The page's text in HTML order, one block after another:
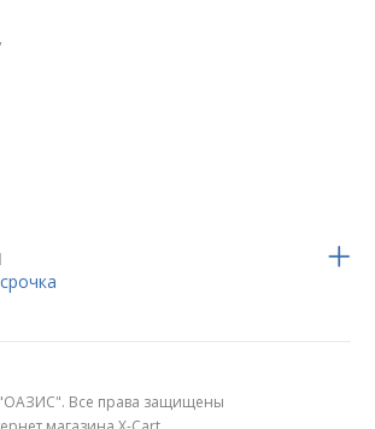
Все права защищены